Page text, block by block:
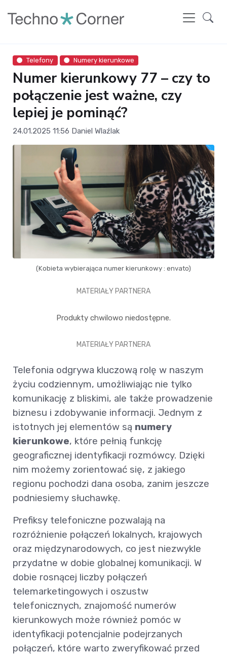
Telefony Numery kierunkowe
Numer kierunkowy 77 – czy to
połączenie jest ważne, czy
lepiej je pominąć?
24.01.2025 11:56 Daniel Wlaźlak
(Kobieta wybierająca numer kierunkowy : envato)
MATERIAŁY PARTNERA
Produkty chwilowo niedostępne.
MATERIAŁY PARTNERA
Telefonia odgrywa kluczową rolę w naszym
życiu codziennym, umożliwiając nie tylko
komunikację z bliskimi, ale także prowadzenie
biznesu i zdobywanie informacji. Jednym z
istotnych jej elementów są numery
kierunkowe, które pełnią funkcję
geograficznej identyfikacji rozmówcy. Dzięki
nim możemy zorientować się, z jakiego
regionu pochodzi dana osoba, zanim jeszcze
podniesiemy słuchawkę.
Prefiksy telefoniczne pozwalają na
rozróżnienie połączeń lokalnych, krajowych
oraz międzynarodowych, co jest niezwykle
przydatne w dobie globalnej komunikacji. W
dobie rosnącej liczby połączeń
telemarketingowych i oszustw
telefonicznych, znajomość numerów
kierunkowych może również pomóc w
identyfikacji potencjalnie podejrzanych
połączeń, które warto zweryfikować przed